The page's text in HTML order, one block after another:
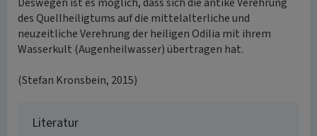
des Quellheiligtums auf die mittelalterliche und
neuzeitliche Verehrung der heiligen Odilia mit ihrem
Wasserkult (Augenheilwasser) übertragen hat.
(Stefan Kronsbein, 2015)
Literatur